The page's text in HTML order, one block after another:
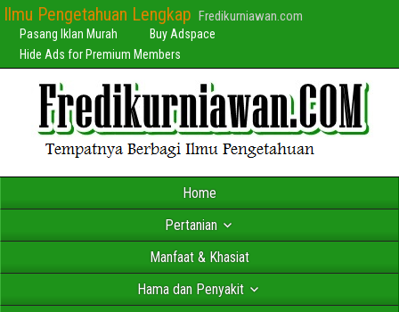
Ilmu Pengetahuan Lengkap Fredikurniawan.com
Pasang Iklan Murah
Buy Adspace
Hide Ads for Premium Members
Home
Pertanian
Manfaat & Khasiat
Hama dan Penyakit